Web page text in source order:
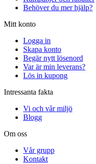
Behöver du mer hjälp?
Mitt konto
Logga in
Skapa konto
Begär nytt lösenord
Var är min leverans?
Lös in kupong
Intressanta fakta
Vi och vår miljö
Blogg
Om oss
Vår grupp
Kontakt